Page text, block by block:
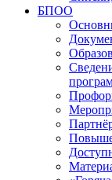
БПОО